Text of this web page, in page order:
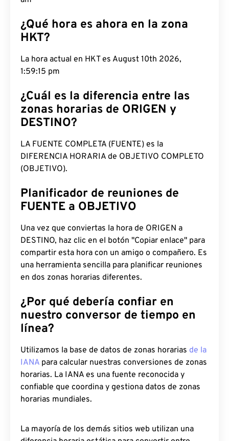
¿Qué hora es ahora en la zona
HKT?
La hora actual en HKT es August 10th 2026,
1:59:16 pm
¿Cuál es la diferencia entre las
zonas horarias de ORIGEN y
DESTINO?
LA FUENTE COMPLETA (FUENTE) es la
DIFERENCIA HORARIA de OBJETIVO COMPLETO
(OBJETIVO).
Planificador de reuniones de
FUENTE a OBJETIVO
Una vez que conviertas la hora de ORIGEN a
DESTINO, haz clic en el botón "Copiar enlace" para
compartir esta hora con un amigo o compañero. Es
una herramienta sencilla para planificar reuniones
en dos zonas horarias diferentes.
¿Por qué debería confiar en
nuestro conversor de tiempo en
línea?
Utilizamos la base de datos de zonas horarias de la
IANA para calcular nuestras conversiones de zonas
horarias. La IANA es una fuente reconocida y
confiable que coordina y gestiona datos de zonas
horarias mundiales.
La mayoría de los demás sitios web utilizan una